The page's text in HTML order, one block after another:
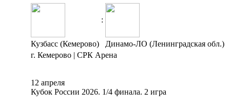
:
Кузбасс (Кемерово)
Динамо-ЛО (Ленинградская обл.)
г. Кемерово | СРК Арена
12 апреля
Кубок России 2026. 1/4 финала. 2 игра